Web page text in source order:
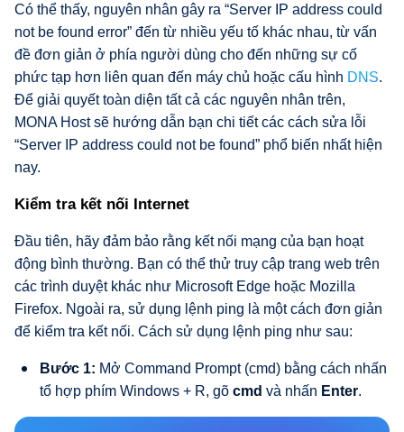
Có thể thấy, nguyên nhân gây ra “Server IP address could
not be found error” đến từ nhiều yếu tố khác nhau, từ vấn
đề đơn giản ở phía người dùng cho đến những sự cố
phức tạp hơn liên quan đến máy chủ hoặc cấu hình DNS.
Để giải quyết toàn diện tất cả các nguyên nhân trên,
MONA Host sẽ hướng dẫn bạn chi tiết các cách sửa lỗi
“Server IP address could not be found” phổ biến nhất hiện
nay.
Kiểm tra kết nối Internet
Đầu tiên, hãy đảm bảo rằng kết nối mạng của bạn hoạt
động bình thường. Bạn có thể thử truy cập trang web trên
các trình duyệt khác như Microsoft Edge hoặc Mozilla
Firefox. Ngoài ra, sử dụng lệnh ping là một cách đơn giản
để kiểm tra kết nối. Cách sử dụng lệnh ping như sau:
Bước 1: Mở Command Prompt (cmd) bằng cách nhấn
tổ hợp phím Windows + R, gõ cmd và nhấn Enter.